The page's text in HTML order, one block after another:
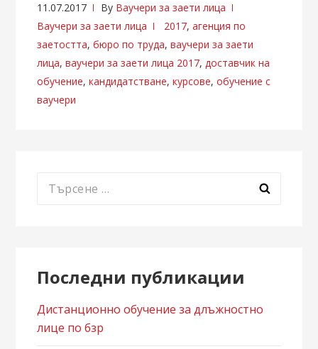
11.07.2017 By Ваучери за заети лица
Ваучери за заети лица
2017,агенция по
заетостта,бюро по труда,ваучери за заети
лица,ваучери за заети лица 2017,доставчик на
обучение,кандидатстване,курсове,обучение с
ваучери
Търсене
Последни публикации
Дистанционно обучение за длъжностно
лице по бзр